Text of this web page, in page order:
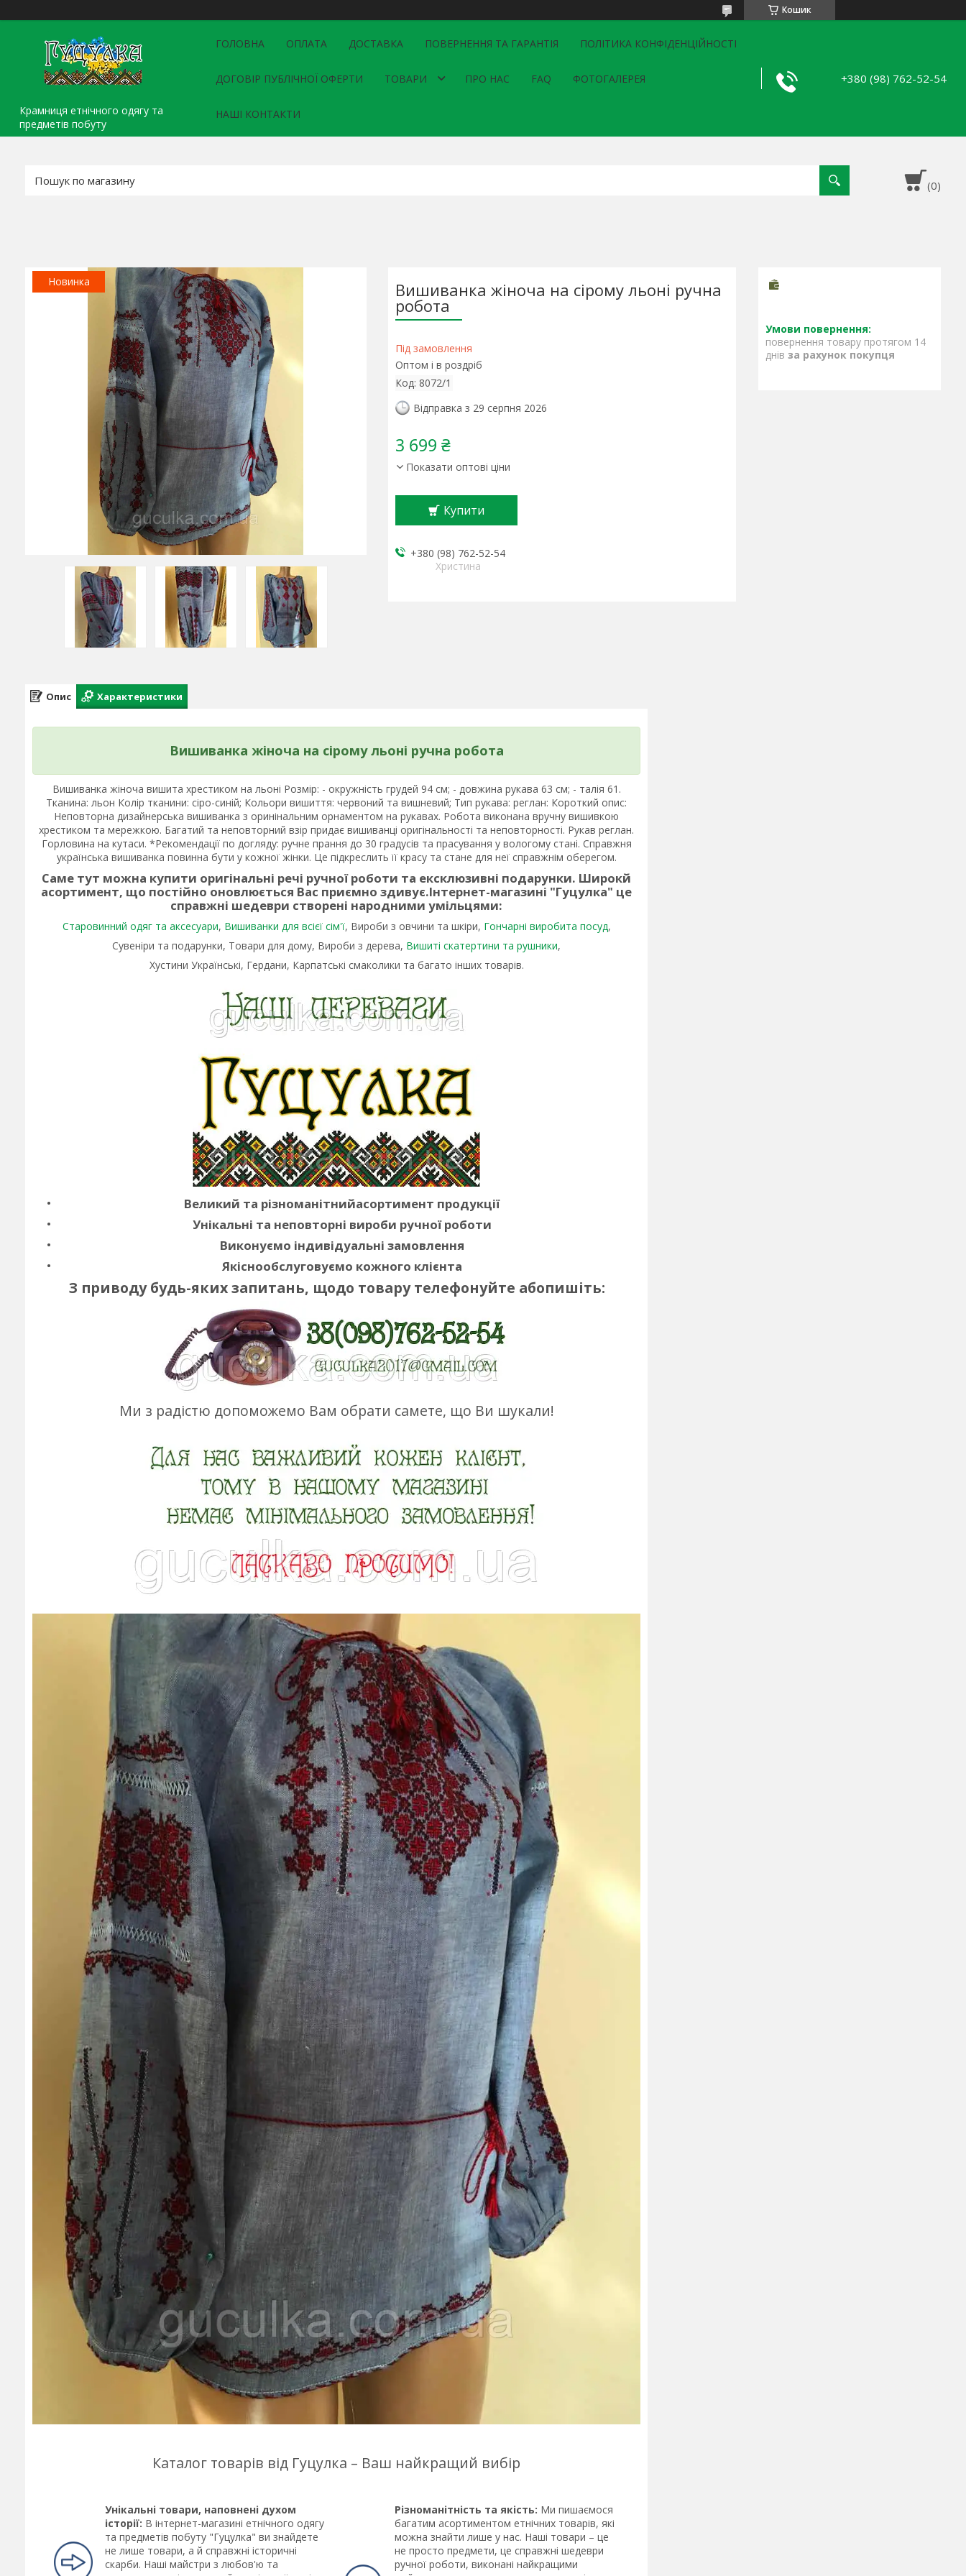
Кошик
Крамниця етнічного одягу та
предметів побуту
ГОЛОВНА ОПЛАТА ДОСТАВКА ПОВЕРНЕННЯ ТА ГАРАНТІЯ ПОЛІТИКА КОНФІДЕНЦІЙНОСТІ
ДОГОВІР ПУБЛІЧНОЇ ОФЕРТИ ТОВАРИ ПРО НАС FAQ ФОТОГАЛЕРЕЯ
НАШІ КОНТАКТИ
+380 (98) 762-52-54
Новинка Вишиванка жіноча на сірому льоні ручна
робота
Під замовлення
Оптом і в роздріб
Код: 8072/1
Відправка з 29 серпня 2026
3 699 ₴
Показати оптові ціни
Купити
+380 (98) 762-52-54
Христина
повернення товару протягом 14
днів за рахунок покупця
Опис Характеристики
Вишиванка жіноча на сірому льоні ручна робота
Вишиванка жіноча вишита хрестиком на льоні Розмір: - окружність грудей 94 см; - довжина рукава 63 см; - талія 61.
Тканина: льон Колір тканини: сіро-синій; Кольори вишиття: червоний та вишневий; Тип рукава: реглан: Короткий опис:
Неповторна дизайнерська вишиванка з оринінальним орнаментом на рукавах. Робота виконана вручну вишивкою
хрестиком та мережкою. Багатий та неповторний взір придає вишиванці оригінальності та неповторності. Рукав реглан.
Горловина на кутаси. *Рекомендації по догляду: ручне прання до 30 градусів та прасування у вологому стані. Справжня
українська вишиванка повинна бути у кожної жінки. Це підкреслить її красу та стане для неї справжнім оберегом.
Саме тут можна купити оригінальні речі ручної роботи та ексклюзивні подарунки. Широкй
асортимент, що постійно оновлюється Вас приємно здивує.Інтернет-магазині "Гуцулка" це
справжні шедеври створені народними умільцями:
Старовинний одяг та аксесуари, Вишиванки для всієї сім'ї, Вироби з овчини та шкіри, Гончарні виробита посуд,
Сувеніри та подарунки, Товари для дому, Вироби з дерева, Вишиті скатертини та рушники,
Хустини Українські, Гердани, Карпатські смаколики та багато інших товарів.
Великий та різноманітнийасортимент продукції
Унікальні та неповторні вироби ручної роботи
Виконуємо індивідуальні замовлення
Якіснообслуговуємо кожного клієнта
З приводу будь-яких запитань, щодо товару телефонуйте абопишіть:
Ми з радістю допоможемо Вам обрати самете, що Ви шукали!
Каталог товарів від Гуцулка – Ваш найкращий вибір
Унікальні товари, наповнені духом
історії: В інтернет-магазині етнічного одягу
та предметів побуту "Гуцулка" ви знайдете
не лише товари, а й справжні історичні
скарби. Наші майстри з любов'ю та
Різноманітність та якість: Ми пишаємося
багатим асортиментом етнічних товарів, які
можна знайти лише у нас. Наші товари – це
не просто предмети, це справжні шедеври
ручної роботи, виконані найкращими